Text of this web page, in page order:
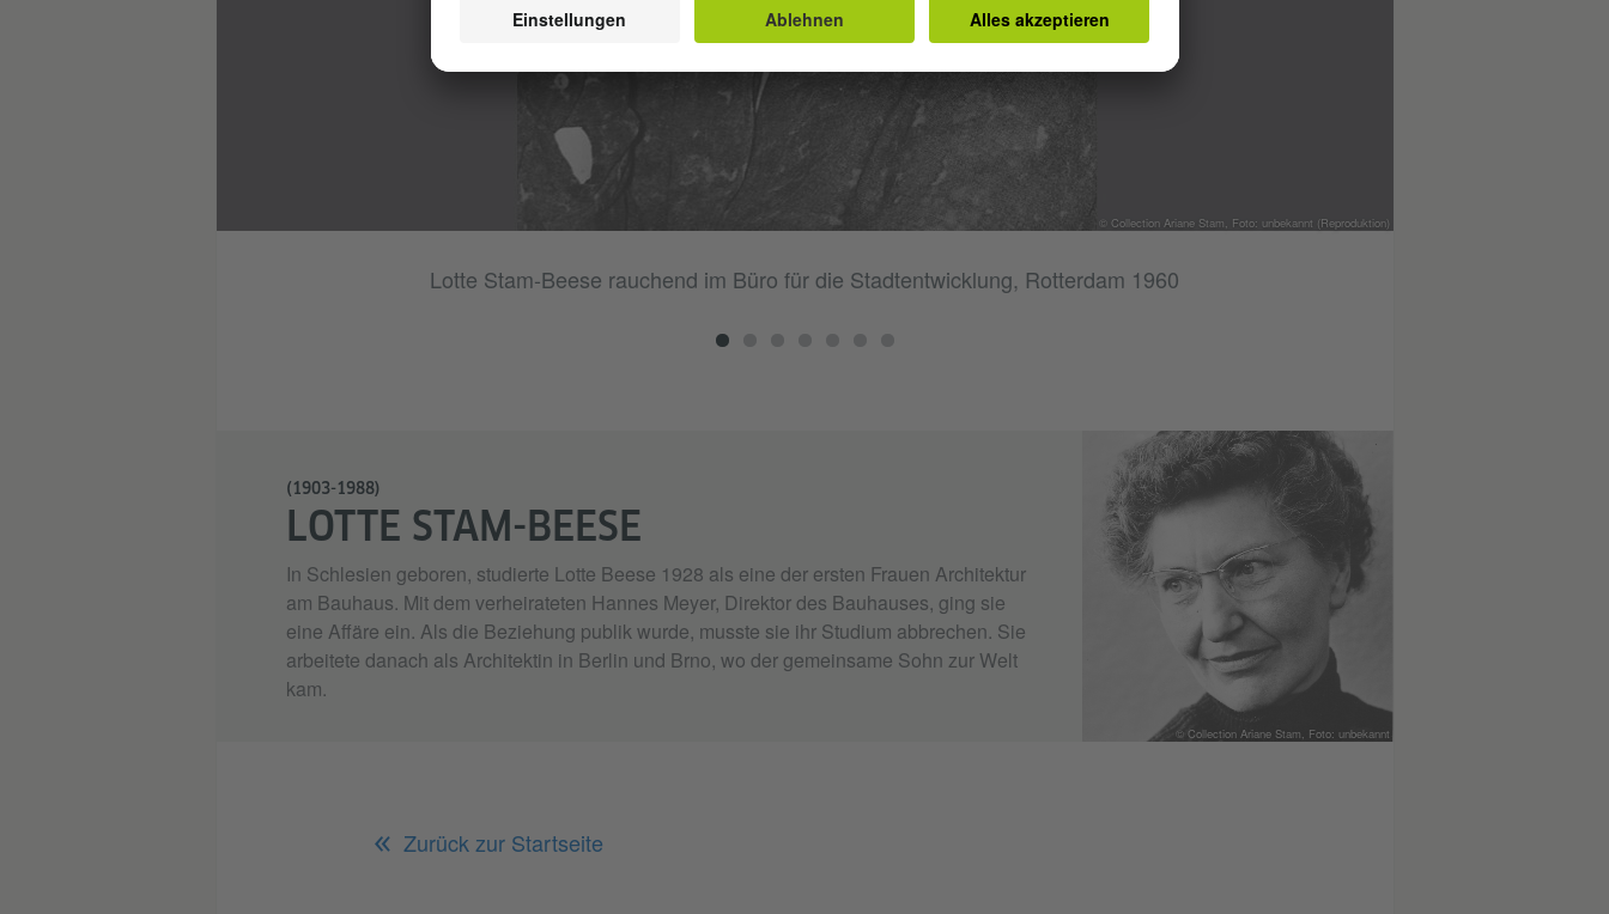
© Collection Ariane Stam, Foto: unbekannt (Reproduktion)
Lotte Stam-Beese rauchend im Büro für die Stadtentwicklung, Rotterdam 1960
© Collection Ariane Stam, Foto: unbekannt
(1903-1988)
LOTTE STAM-BEESE
In Schlesien geboren, studierte Lotte Beese 1928 als eine der ersten Frauen Architektur
am Bauhaus. Mit dem verheirateten Hannes Meyer, Direktor des Bauhauses, ging sie
eine Affäre ein. Als die Beziehung publik wurde, musste sie ihr Studium abbrechen. Sie
arbeitete danach als Architektin in Berlin und Brno, wo der gemeinsame Sohn zur Welt
kam.
Zurück zur Startseite